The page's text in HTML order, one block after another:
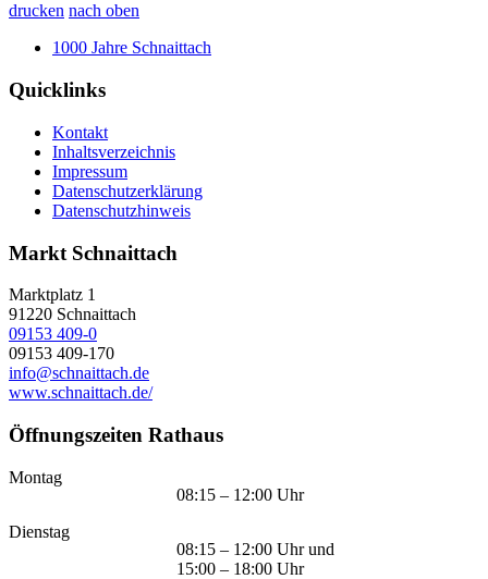
drucken nach oben
1000 Jahre Schnaittach
Quicklinks
Kontakt
Inhaltsverzeichnis
Impressum
Datenschutzerklärung
Datenschutzhinweis
Markt Schnaittach
Marktplatz 1
91220 Schnaittach
09153 409-0
09153 409-170
info@schnaittach.de
www.schnaittach.de/
Öffnungszeiten Rathaus
Montag
08:15 – 12:00 Uhr
Dienstag
08:15 – 12:00 Uhr und
15:00 – 18:00 Uhr